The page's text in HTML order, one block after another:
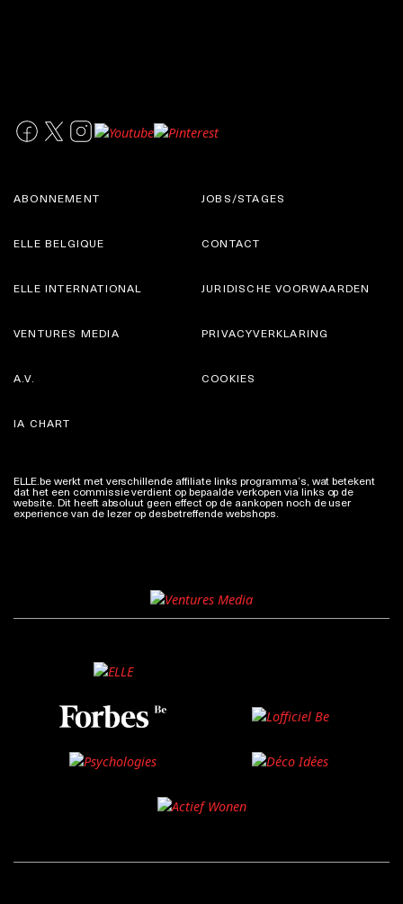
ABONNEMENT
ELLE BELGIQUE
JOBS/STAGES
CONTACT
ELLE INTERNATIONAL
VENTURES MEDIA
JURIDISCHE VOORWAARDEN
PRIVACYVERKLARING
A.V.
IA CHART
COOKIES
ELLE.be werkt met verschillende affiliate links programma’s, wat betekent
dat het een commissie verdient op bepaalde verkopen via links op de
website. Dit heeft absoluut geen effect op de aankopen noch de user
experience van de lezer op desbetreffende webshops.